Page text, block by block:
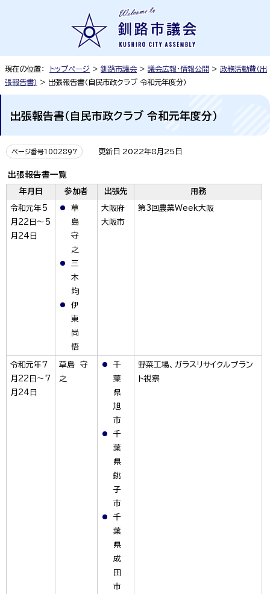
現在の位置： トップページ > 釧路市議会 > 議会広報・情報公開 > 政務活動費（出
張報告書） > 出張報告書（自民市政クラブ 令和元年度分）
出張報告書（自民市政クラブ 令和元年度分）
ページ番号1002897 更新日 2022年8月25日
出張報告書一覧
年月日 参加者 出張先 用務
令和元年5
月22日～5
月24日
草
島
守
之
三
木
均
伊
東
尚
悟
大阪府
大阪市
第3回農業Week大阪
令和元年7
月22日～7
月24日
草島 守
之
千
葉
県
旭
市
千
葉
県
銚
子
市
千
葉
県
成
田
市
野菜工場、ガラスリサイクルプラン
ト視察